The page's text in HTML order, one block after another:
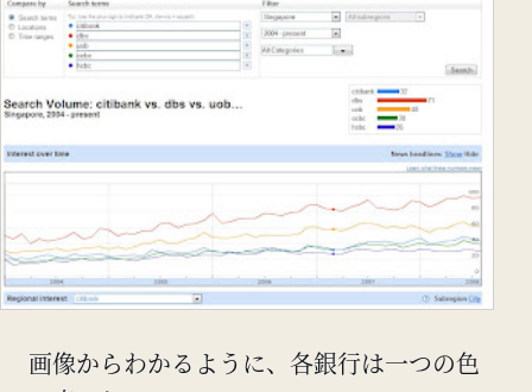
画像からわかるように、各銀行は一つの色